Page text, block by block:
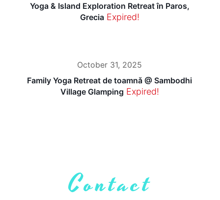
Yoga & Island Exploration Retreat în Paros,
Grecia Expired!
October 31, 2025
Family Yoga Retreat de toamnǎ @ Sambodhi
Village Glamping Expired!
Contact